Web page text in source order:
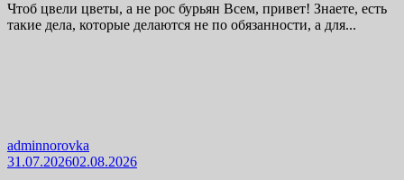
Чтоб цвели цветы, а не рос бурьян Всем, привет! Знаете, есть
такие дела, которые делаются не по обязанности, а для...
adminnorovka
31.07.202602.08.2026